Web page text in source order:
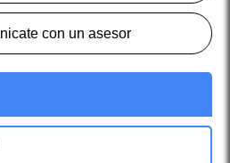
con un asesor